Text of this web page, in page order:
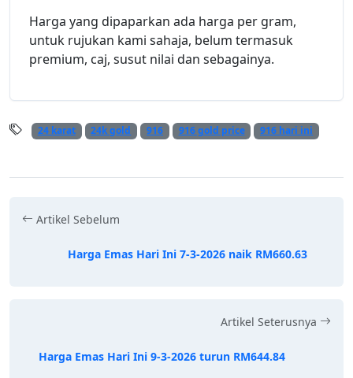
Harga yang dipaparkan ada harga per gram,
untuk rujukan kami sahaja, belum termasuk
premium, caj, susut nilai dan sebagainya.
24 karat 24k gold 916 916 gold price 916 hari ini
Artikel Sebelum
Harga Emas Hari Ini 7-3-2026 naik RM660.63
Artikel Seterusnya
Harga Emas Hari Ini 9-3-2026 turun RM644.84